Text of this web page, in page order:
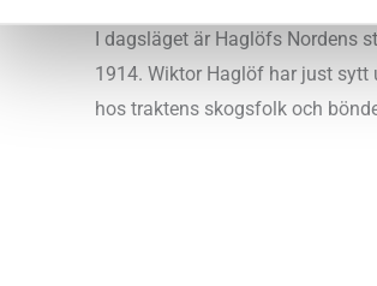
I dagsläget är Haglöfs Nordens
1914. Wiktor Haglöf har just
hos traktens skogsfolk och